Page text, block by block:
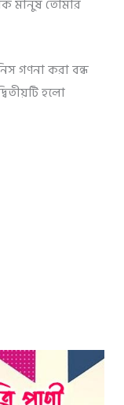
মানুষ তোমার
গণনা করা বন্ধ
হলো